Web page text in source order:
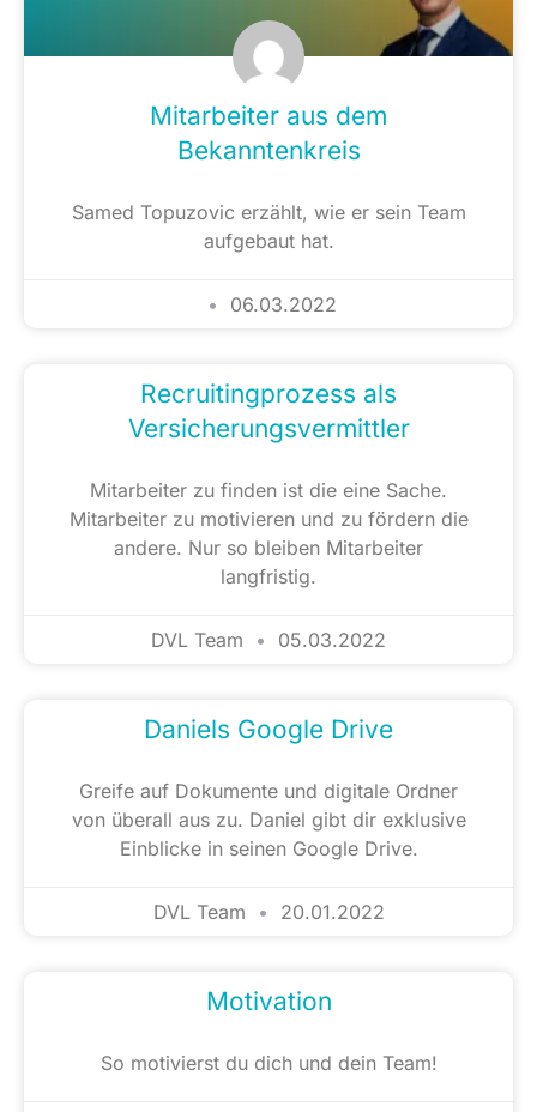
Mitarbeiter aus dem
Bekanntenkreis
Samed Topuzovic erzählt, wie er sein Team
aufgebaut hat.
06.03.2022
Recruitingprozess als
Versicherungsvermittler
Mitarbeiter zu finden ist die eine Sache.
Mitarbeiter zu motivieren und zu fördern die
andere. Nur so bleiben Mitarbeiter
langfristig.
DVL Team 05.03.2022
Daniels Google Drive
Greife auf Dokumente und digitale Ordner
von überall aus zu. Daniel gibt dir exklusive
Einblicke in seinen Google Drive.
DVL Team 20.01.2022
Motivation
So motivierst du dich und dein Team!